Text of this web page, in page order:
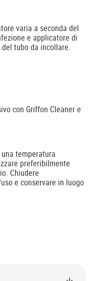
varia a seconda del
e applicatore di
tubo da incollare.
con Griffon Cleaner e
temperatura
preferibilmente
Chiudere
e conservare in luogo